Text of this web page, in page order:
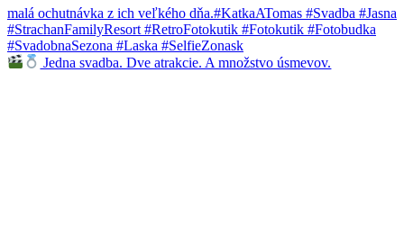
Jedna svadba. Dve atrakcie. A množstvo úsmevov.